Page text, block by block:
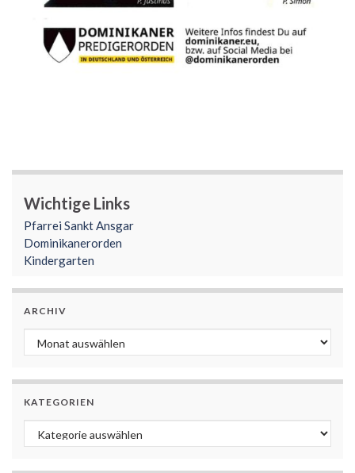
Wichtige Links
Pfarrei Sankt Ansgar
Dominikanerorden
Kindergarten
ARCHIV
Archiv
KATEGORIEN
Kategorien